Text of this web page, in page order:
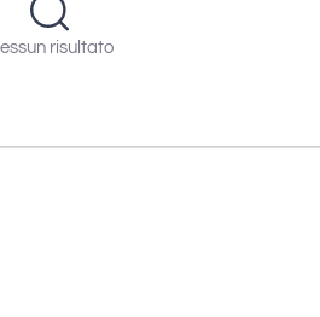
risultato